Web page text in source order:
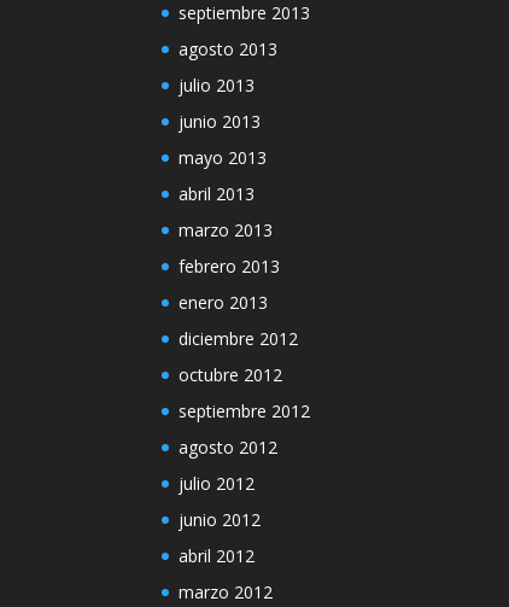
septiembre 2013
agosto 2013
julio 2013
junio 2013
mayo 2013
abril 2013
marzo 2013
febrero 2013
enero 2013
diciembre 2012
octubre 2012
septiembre 2012
agosto 2012
julio 2012
junio 2012
abril 2012
marzo 2012